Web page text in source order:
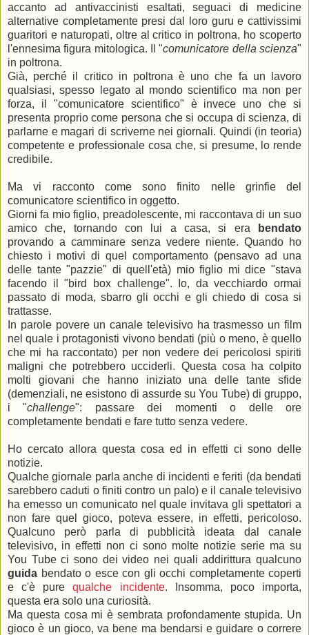
accanto ad antivaccinisti esaltati, seguaci di medicine
alternative completamente presi dal loro guru e cattivissimi
guaritori e naturopati, oltre al critico in poltrona, ho scoperto
l'ennesima figura mitologica. Il "comunicatore della scienza"
in poltrona.
Già, perché il critico in poltrona è uno che fa un lavoro
qualsiasi, spesso legato al mondo scientifico ma non per
forza, il "comunicatore scientifico" è invece uno che si
presenta proprio come persona che si occupa di scienza, di
parlarne e magari di scriverne nei giornali. Quindi (in teoria)
competente e professionale cosa che, si presume, lo rende
credibile.
Ma vi racconto come sono finito nelle grinfie del
comunicatore scientifico in oggetto.
Giorni fa mio figlio, preadolescente, mi raccontava di un suo
amico che, tornando con lui a casa, si era
bendato
provando a camminare senza vedere niente. Quando ho
chiesto i motivi di quel comportamento (pensavo ad una
delle tante "pazzie" di quell'età) mio figlio mi dice "stava
facendo il "bird box challenge". Io, da vecchiardo ormai
passato di moda, sbarro gli occhi e gli chiedo di cosa si
trattasse.
In parole povere un canale televisivo ha trasmesso un film
nel quale i protagonisti vivono bendati (più o meno, è quello
che mi ha raccontato) per non vedere dei pericolosi spiriti
maligni che potrebbero ucciderli. Questa cosa ha colpito
molti giovani che hanno iniziato una delle tante sfide
(demenziali, ne esistono di assurde su You Tube) di gruppo,
i "challenge": passare dei momenti o delle ore
completamente bendati e fare tutto senza vedere.
Ho cercato allora questa cosa ed in effetti ci sono delle
notizie.
Qualche giornale parla anche di incidenti e feriti (da bendati
sarebbero caduti o finiti contro un palo) e il canale televisivo
ha emesso un comunicato nel quale invitava gli spettatori a
non fare quel gioco, poteva essere, in effetti, pericoloso.
Qualcuno però parla di pubblicità ideata dal canale
televisivo, in effetti non ci sono molte notizie serie ma su
You Tube ci sono dei video nei quali addirittura qualcuno
guida bendato o esce con gli occhi completamente coperti
e c'è purequalche incidente. Insomma, poco importa,
questa era solo una curiosità.
Ma questa cosa mi è sembrata profondamente stupida. Un
gioco è un gioco, va bene ma bendarsi e guidare o correre